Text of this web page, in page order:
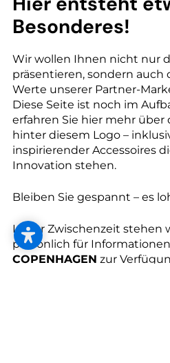
Besonderes!
Wir wollen Ihnen nicht nur
präsentieren, sondern auch
Werte unserer Partner-
Diese Seite ist noch im
erfahren Sie hier mehr
hinter diesem Logo –
inspirierender Accessoires
Innovation stehen.
Bleiben Sie gespannt – es
In der Zwischenzeit stehen
persönlich für
COPENHAGEN zur